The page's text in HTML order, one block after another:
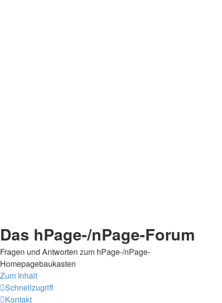
Das hPage-/nPage-Forum
Fragen und Antworten zum hPage-/nPage-
Homepagebaukasten
Zum Inhalt
Schnellzugriff
Kontakt